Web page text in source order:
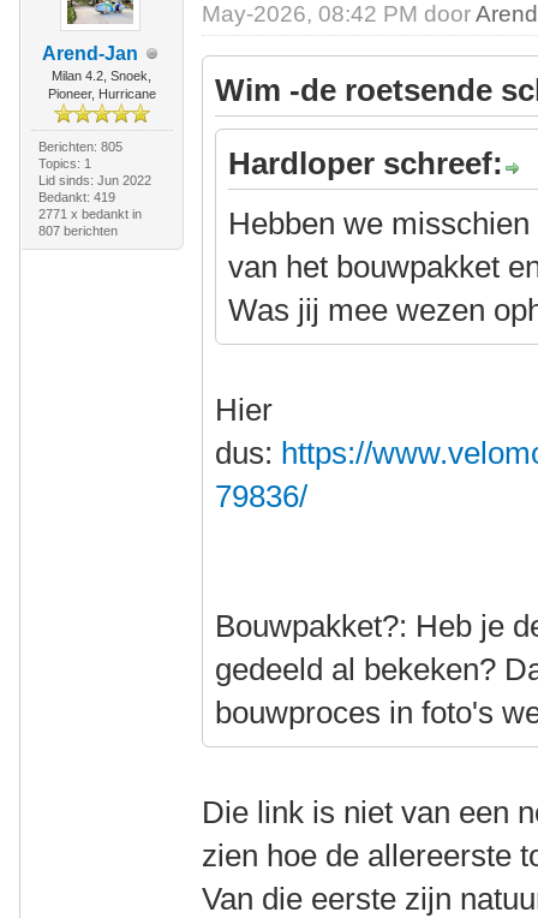
Arend-Jan
Milan 4.2, Snoek,
Pioneer, Hurricane
Berichten: 805
Topics: 1
Lid sinds: Jun 2022
Bedankt: 419
2771 x bedankt in
807 berichten
May-2026, 08:42 PM door
Wim -de roetsende
Hardloper schreef:
Hebben we
van het bouwpakket
Was jij mee wezen
Hier
dus: https://
79836/
Bouwpakket?: Heb je
gedeeld al bekeken?
bouwproces in foto's
Die link is niet van een
zien hoe de allereerste
Van die eerste zijn